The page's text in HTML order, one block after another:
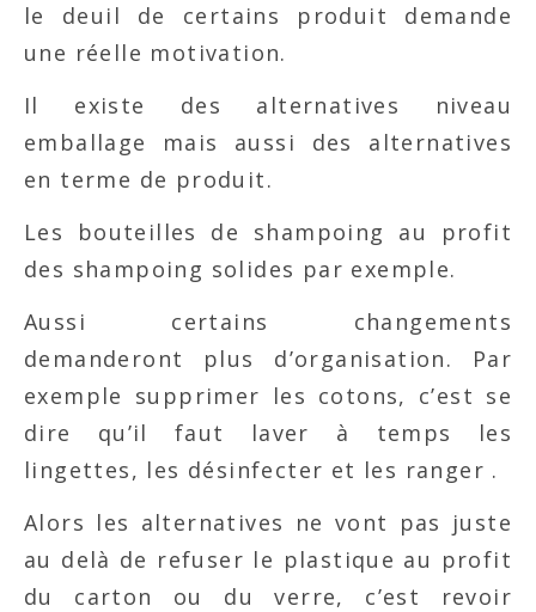
le deuil de certains produit demande
une réelle motivation.
Il existe des alternatives niveau
emballage mais aussi des alternatives
en terme de produit.
Les bouteilles de shampoing au profit
des shampoing solides par exemple.
Aussi certains changements
demanderont plus d’organisation. Par
exemple supprimer les cotons, c’est se
dire qu’il faut laver à temps les
lingettes, les désinfecter et les ranger .
Alors les alternatives ne vont pas juste
au delà de refuser le plastique au profit
du carton ou du verre, c’est revoir